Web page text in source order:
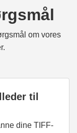
om vores
til
dine TIFF-